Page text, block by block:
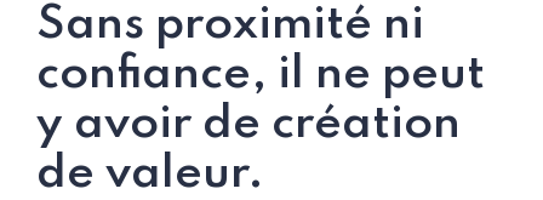
Sans proximité ni
confiance, il ne peut
y avoir de création
de valeur.